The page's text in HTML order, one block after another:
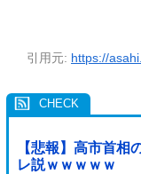
引用元: https://
【悲報】高市首相
レ説ｗｗｗｗｗ